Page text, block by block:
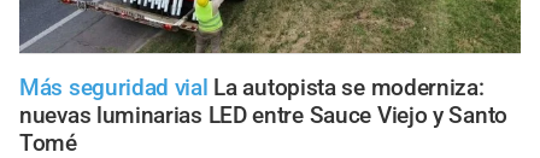
Más seguridad vial La autopista se moderniza:
nuevas luminarias LED entre Sauce Viejo y Santo
Tomé